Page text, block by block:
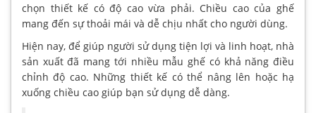
chọn thiết kế có độ cao vừa phải. Chiều cao của ghế
mang đến sự thoải mái và dễ chịu nhất cho người dùng.
Hiện nay, để giúp người sử dụng tiện lợi và linh hoạt, nhà
sản xuất đã mang tới nhiều mẫu ghế có khả năng điều
chỉnh độ cao. Những thiết kế có thể nâng lên hoặc hạ
xuống chiều cao giúp bạn sử dụng dễ dàng.